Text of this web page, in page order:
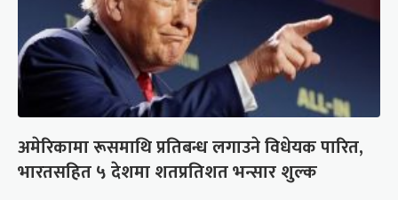
अमेरिकामा रूसमाथि प्रतिबन्ध लगाउने विधेयक पारित,
भारतसहित ५ देशमा शतप्रतिशत भन्सार शुल्क